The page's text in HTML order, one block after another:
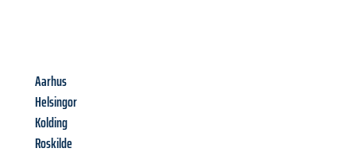
Aarhus
Helsingor
Kolding
Roskilde